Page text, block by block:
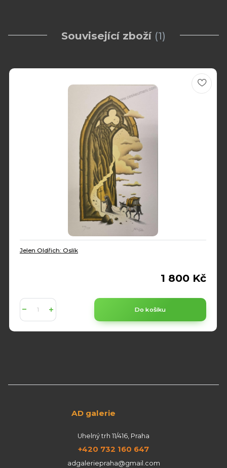
Související zboží 1
Jelen Oldřich: Oslík
1 800 Kč
Do košíku
AD galerie
Uhelný trh 11/416, Praha
+420 732 160 647
adgaleriepraha@gmail.com